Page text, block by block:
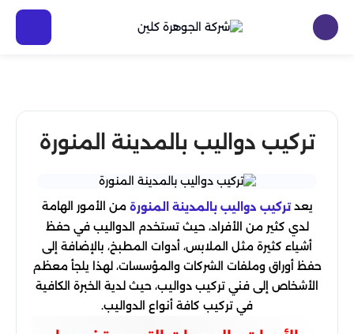
تركيب دواليب بالمدينة المنورة
يعدتركيب دواليب بالمدينة المنورة من الأمور الهامة
لدي كثير من الأفراد، حيث تستخدم الدواليب في حفظ
أشياء كثيرة مثل الملابس، أدوات المطبخ، بالإضافة إلى
حفظ أوراق وملفات الشركات والمؤسسات، لهذا يلجأ معظم
الأشخاص إلى فني تركيب دواليب، حيث لدية الخبرة الكافية
في تركيب كافة أنواع الدواليب.